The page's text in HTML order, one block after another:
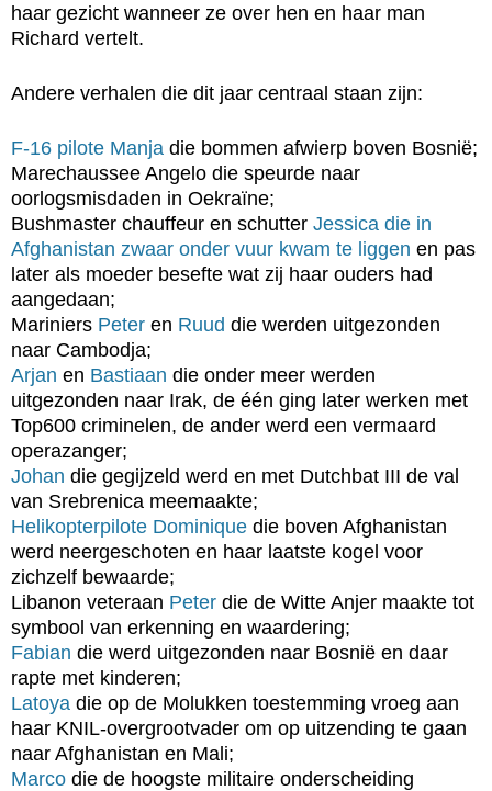
haar gezicht wanneer ze over hen en haar man
Richard vertelt.
Andere verhalen die dit jaar centraal staan zijn:
F-16 pilote Manja die bommen afwierp boven Bosnië;
Marechaussee Angelo die speurde naar
oorlogsmisdaden in Oekraïne;
Bushmaster chauffeur en schutter Jessica die in
Afghanistan zwaar onder vuur kwam te liggen en pas
later als moeder besefte wat zij haar ouders had
aangedaan;
Mariniers Peter en Ruud die werden uitgezonden
naar Cambodja;
Arjan en Bastiaan die onder meer werden
uitgezonden naar Irak, de één ging later werken met
Top600 criminelen, de ander werd een vermaard
operazanger;
Johan die gegijzeld werd en met Dutchbat III de val
van Srebrenica meemaakte;
Helikopterpilote Dominique die boven Afghanistan
werd neergeschoten en haar laatste kogel voor
zichzelf bewaarde;
Libanon veteraan Peter die de Witte Anjer maakte tot
symbool van erkenning en waardering;
Fabian die werd uitgezonden naar Bosnië en daar
rapte met kinderen;
Latoya die op de Molukken toestemming vroeg aan
haar KNIL-overgrootvader om op uitzending te gaan
naar Afghanistan en Mali;
Marco die de hoogste militaire onderscheiding